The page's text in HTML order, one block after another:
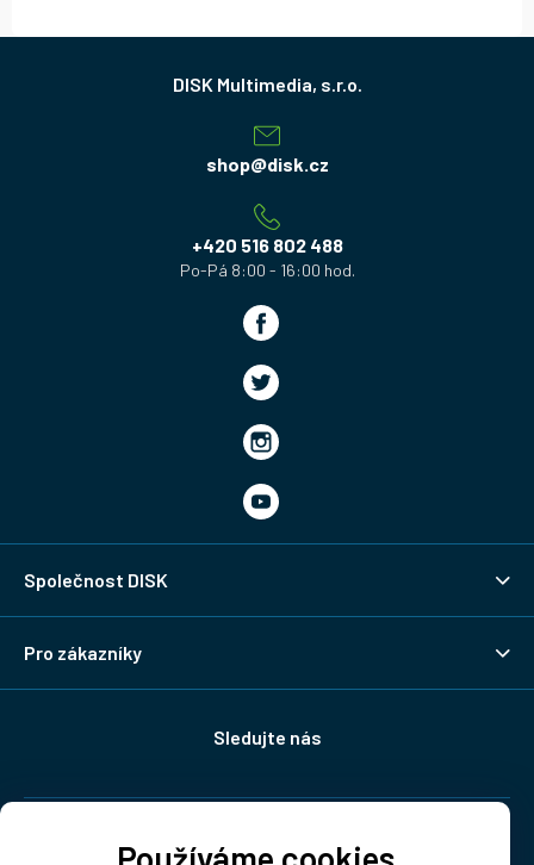
shop@disk.cz
+420 516 802 488
Společnost DISK
Pro zákazníky
Sledujte nás